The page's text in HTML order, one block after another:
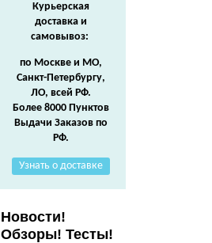
Курьерская
доставка и
самовывоз:
по Москве и МО,
Санкт-Петербургу,
ЛО, всей РФ.
Более 8000 Пунктов
Выдачи Заказов по
РФ.
Узнать о доставке
Новости!
Обзоры! Тесты!